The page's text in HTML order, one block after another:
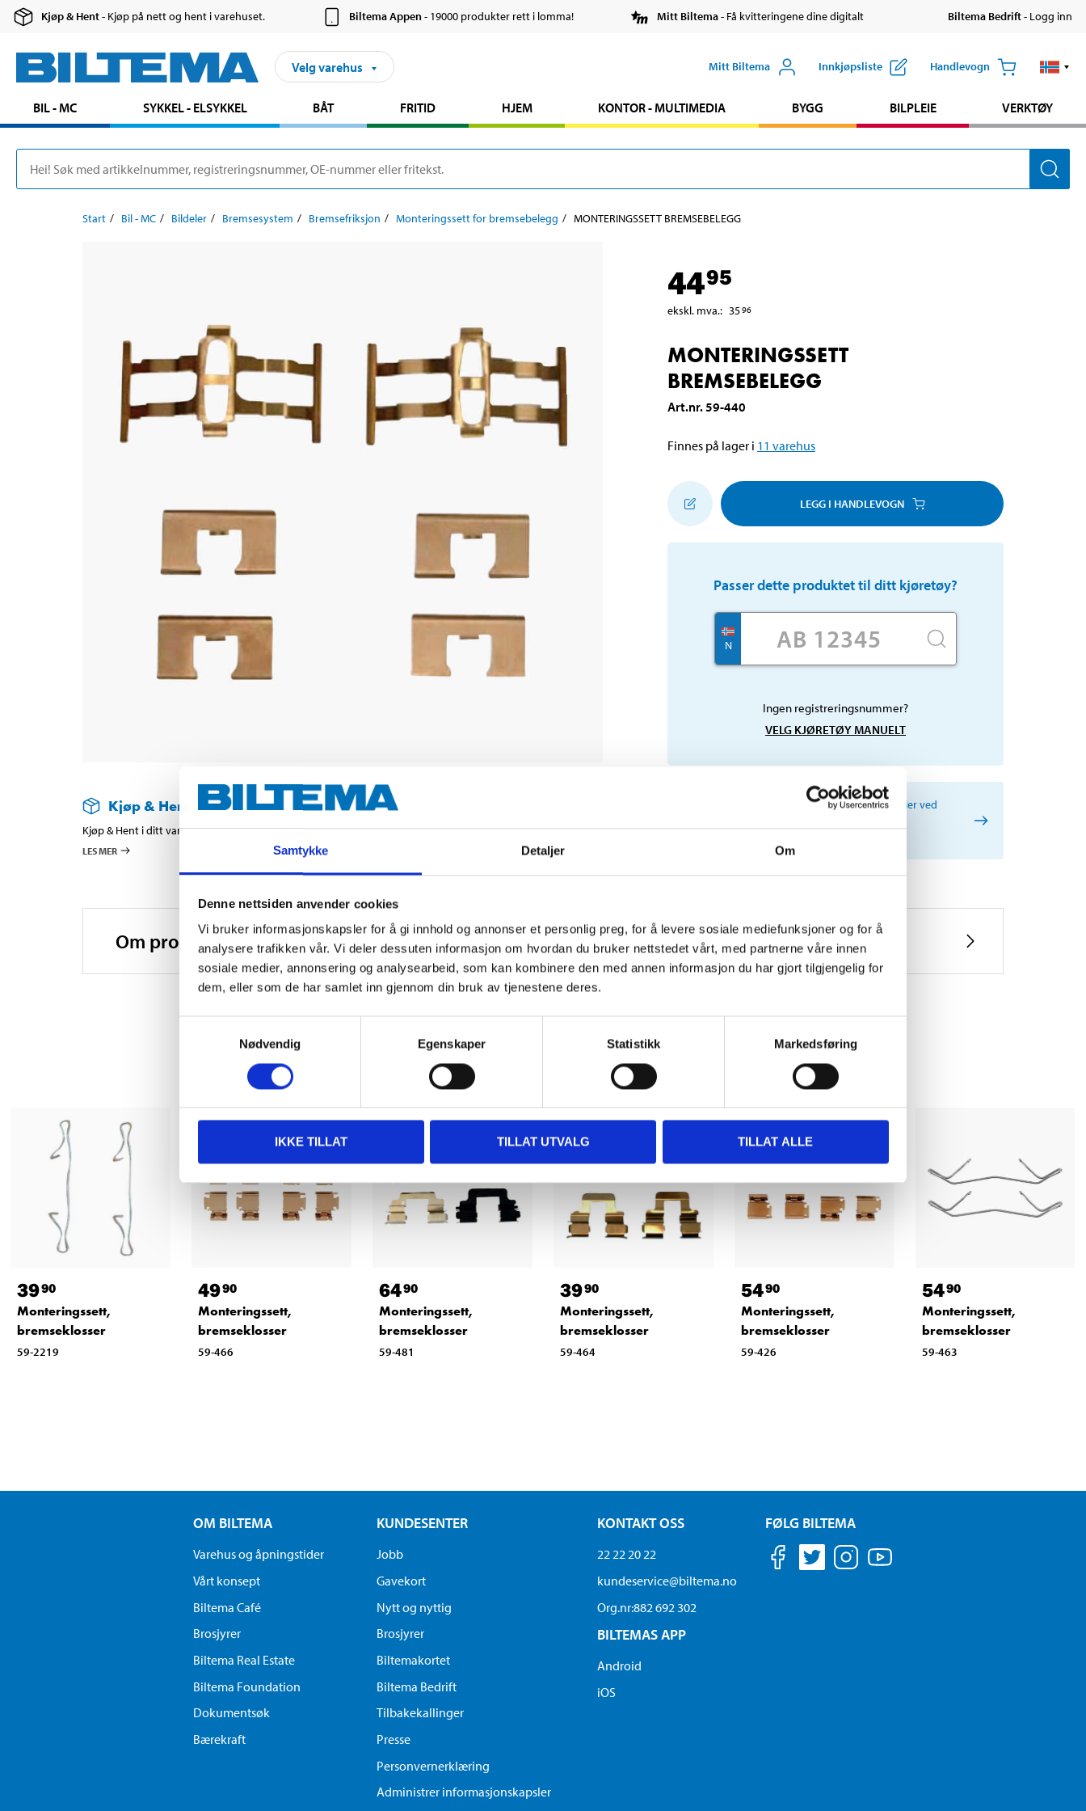
Samtykke Detaljer Om
Denne nettsiden anvender cookies
Vi bruker informasjonskapsler for å gi innhold og annonser et personlig preg, for å levere sosiale mediefunksjoner og for å
analysere trafikken vår. Vi deler dessuten informasjon om hvordan du bruker nettstedet vårt, med partnerne våre innen
sosiale medier, annonsering og analysearbeid, som kan kombinere den med annen informasjon du har gjort tilgjengelig for
dem, eller som de har samlet inn gjennom din bruk av tjenestene deres.
Nødvendig
Egenskaper Statistikk Markedsføring
IKKE TILLAT TILLAT UTVALG TILLAT ALLE
Kjøp & Hent- Kjøp på nett og hent i varehuset. Biltema Appen- 19000 produkter rett i lomma! Mitt Biltema- Få kvitteringene dine digitalt Biltema Bedrift- Logg inn
Velg varehus Mitt Biltema Innkjøpsliste Handlevogn
BIL - MC SYKKEL - ELSYKKEL BÅT FRITID HJEM KONTOR - MULTIMEDIA BYGG BILPLEIE VERKTØY
Start Bil - MC Bildeler Bremsesystem Bremsefriksjon Monteringssett for bremsebelegg MONTERINGSSETT BREMSEBELEGG
Kjøp & Hent
Kjøp & Hent i ditt varehus.
LES MER
4495
ekskl. mva.: 3596
MONTERINGSSETT
BREMSEBELEGG
Art.nr.59-440
Finnes på lager i 11 varehus
LEGG I HANDLEVOGN
Passer dette produktet til ditt kjøretøy?
N
Ingen registreringsnummer?
VELG KJØRETØY MANUELT
Viktig informasjon ved søk etter reservedeler ved
Om produsenten
Relaterte produkter
3990
Monteringssett,
bremseklosser
59-2219
4990
Monteringssett,
bremseklosser
59-466
6490
Monteringssett,
bremseklosser
59-481
3990
Monteringssett,
bremseklosser
59-464
5490
Monteringssett,
bremseklosser
59-426
5490
Monteringssett,
bremseklosser
59-463
OM BILTEMA
Varehus og åpningstider
Vårt konsept
Biltema Café
Brosjyrer
Biltema Real Estate
Biltema Foundation
Dokumentsøk
Bærekraft
KUNDESENTER
Jobb
Gavekort
Nytt og nyttig
Brosjyrer
Biltemakortet
Biltema Bedrift
Tilbakekallinger
Presse
Personvernerklæring
Administrer informasjonskapsler
KONTAKT OSS
22 22 20 22
kundeservice@biltema.no
Org.nr:882 692 302
BILTEMAS APP
Android
iOS
FØLG BILTEMA